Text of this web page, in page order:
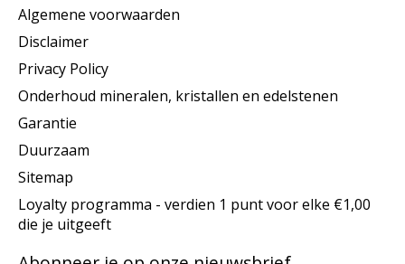
Algemene voorwaarden
Disclaimer
Privacy Policy
Onderhoud mineralen, kristallen en edelstenen
Garantie
Duurzaam
Sitemap
Loyalty programma - verdien 1 punt voor elke €1,00
die je uitgeeft